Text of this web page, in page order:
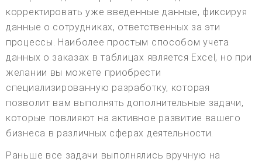
корректировать уже введенные данные, фиксируя
данные о сотрудниках, ответственных за эти
процессы. Наиболее простым способом учета
данных о заказах в таблицах является Excel, но при
желании вы можете приобрести
специализированную разработку, которая
позволит вам выполнять дополнительные задачи,
которые повлияют на активное развитие вашего
бизнеса в различных сферах деятельности.
Раньше все задачи выполнялись вручную на